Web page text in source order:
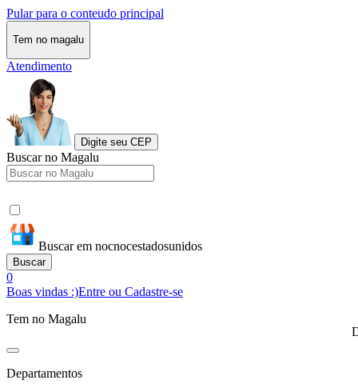
Pular para o conteudo principal
Tem no magalu
Atendimento
Digite seu CEP
Buscar no Magalu
Buscar em nocnocestadosunidos
Buscar
0
Boas vindas :)Entre ou Cadastre-se
Tem no Magalu
Departamentos